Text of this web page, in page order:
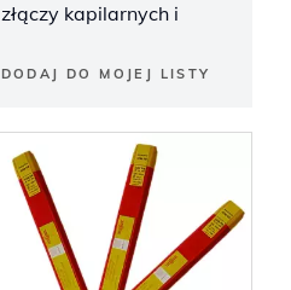
złączy kapilarnych i
DODAJ DO MOJEJ LISTY